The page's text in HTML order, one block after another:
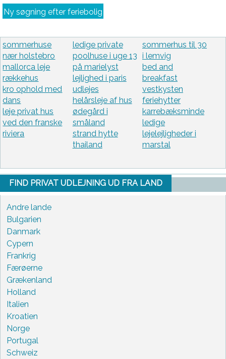
Ny søgning efter feriebolig
sommerhuse
nær holstebro
mallorca leje
rækkehus
kro ophold med
dans
leje privat hus
ved den franske
riviera
ledige private
poolhuse i uge 13
på marielyst
lejlighed i paris
udlejes
helårsleje af hus
ødegård i
småland
strand hytte
thailand
sommerhus til 30
i lemvig
bed and
breakfast
vestkysten
feriehytter
karrebæksminde
ledige
lejelejligheder i
marstal
FIND PRIVAT UDLEJNING UD FRA LAND
Andre lande
Bulgarien
Danmark
Cypern
Frankrig
Færøerne
Grækenland
Holland
Italien
Kroatien
Norge
Portugal
Schweiz